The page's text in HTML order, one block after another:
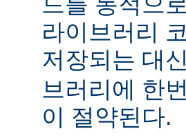
라이브러리
저장되는 대신
브러리에 한
이 절약된다.